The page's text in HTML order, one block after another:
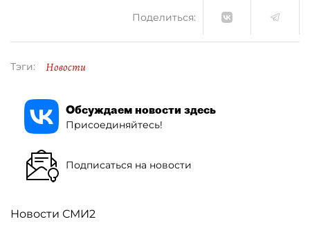
Поделиться:
Тэги: Новости
Обсуждаем новости здесь
Присоединяйтесь!
Подписаться на новости
Новости СМИ2